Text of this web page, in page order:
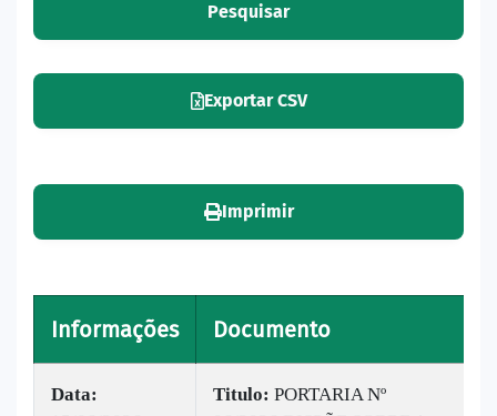
Pesquisar
Exportar CSV
Imprimir
Informações Documento
Data:
Titulo: PORTARIA Nº